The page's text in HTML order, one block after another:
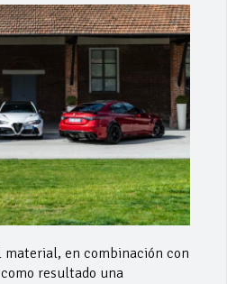
material, en combinación con
resultado una